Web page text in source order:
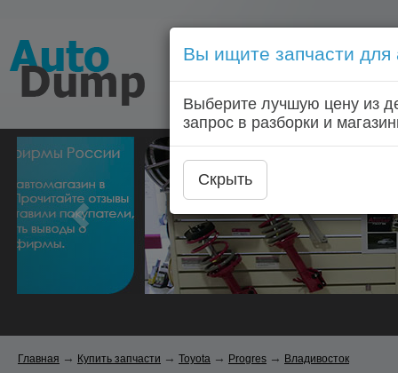
Голосовой запрос
Главная
Главная → Купить запчасти → Toyota → Progres → Владивосток
Вы ищите запчасти для
Выберите лучшую цену из
запрос в разборки и
Скрыть